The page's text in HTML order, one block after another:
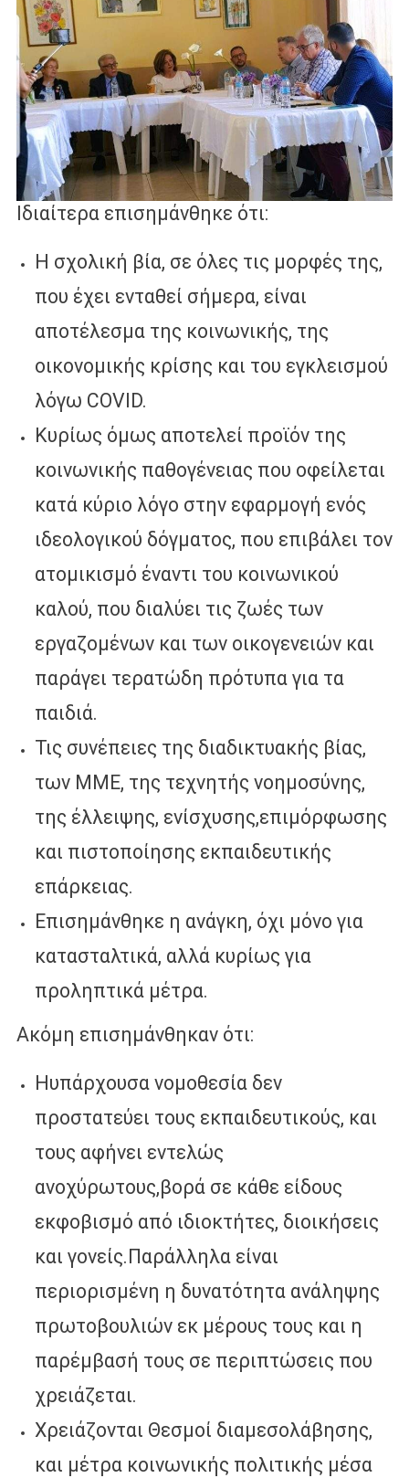
Ιδιαίτερα επισημάνθηκε ότι:
Η σχολική βία, σε όλες τις μορφές της,
που έχει ενταθεί σήμερα, είναι
αποτέλεσμα της κοινωνικής, της
οικονομικής κρίσης και του εγκλεισμού
λόγω COVID.
Κυρίως όμως αποτελεί προϊόν της
κοινωνικής παθογένειας που οφείλεται
κατά κύριο λόγο στην εφαρμογή ενός
ιδεολογικού δόγματος, που επιβάλει τον
ατομικισμό έναντι του κοινωνικού
καλού, που διαλύει τις ζωές των
εργαζομένων και των οικογενειών και
παράγει τερατώδη πρότυπα για τα
παιδιά.
Τις συνέπειες της διαδικτυακής βίας,
των ΜΜΕ, της τεχνητής νοημοσύνης,
της έλλειψης, ενίσχυσης,επιμόρφωσης
και πιστοποίησης εκπαιδευτικής
επάρκειας.
Επισημάνθηκε η ανάγκη, όχι μόνο για
κατασταλτικά, αλλά κυρίως για
προληπτικά μέτρα.
Ακόμη επισημάνθηκαν ότι:
Ηυπάρχουσα νομοθεσία δεν
προστατεύει τους εκπαιδευτικούς, και
τους αφήνει εντελώς
ανοχύρωτους,βορά σε κάθε είδους
εκφοβισμό από ιδιοκτήτες, διοικήσεις
και γονείς.Παράλληλα είναι
περιορισμένη η δυνατότητα ανάληψης
πρωτοβουλιών εκ μέρους τους και η
παρέμβασή τους σε περιπτώσεις που
χρειάζεται.
Χρειάζονται Θεσμοί διαμεσολάβησης,
και μέτρα κοινωνικής πολιτικής μέσα